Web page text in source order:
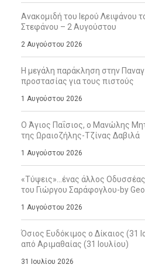
Ανακομιδή του Ιερού Λειψάνου
Στεφάνου – 2 Αυγούστου
2 Αυγούστου 2026
Η μεγάλη παράκληση στην
προστασίας για τους πιστούς
1 Αυγούστου 2026
Ο Άγιος Παΐσιος, ο Μανώλης
της Ωραιοζήλης-Τζίνας Δαβιλά
1 Αυγούστου 2026
«Τύψεις»…ένας άλλος Οδυσσέας!
του Γιώργου Σαράφογλου-by
1 Αυγούστου 2026
Όσιος Ευδόκιμος ο Δίκαιος (31
από Αριμαθαίας (31 Ιουλίου)
31 Ιουλίου 2026